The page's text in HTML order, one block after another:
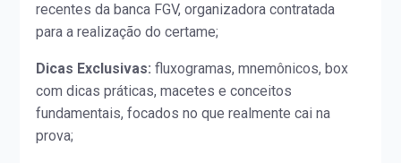
recentes da banca FGV, organizadora contratada
para a realização do certame;
Dicas Exclusivas: fluxogramas, mnemônicos, box
com dicas práticas, macetes e conceitos
fundamentais, focados no que realmente cai na
prova;